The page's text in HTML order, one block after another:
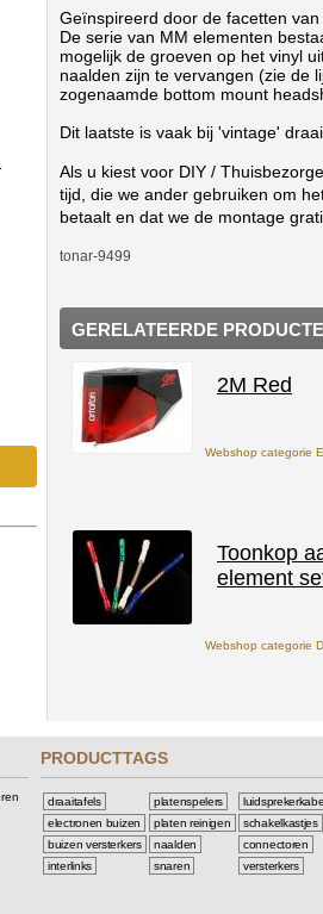
Geïnspireerd door de facetten
De serie van MM elementen
mogelijk de groeven op het vinyl
naalden zijn te vervangen (zie de
zogenaamde bottom mount
Dit laatste is vaak bij 'vintage'
Als u kiest voor DIY /
tijd, die we ander gebruiken om
betaalt en dat we de montage
tonar-9499
GERELATEERDE
2M Red
Webshop categorie
Toonkop
element
Webshop categorie
PRODUCTTAGS
draaitafels
electronen buizen
buizen versterkers
interlinks
platenspelers
platen reinigen
naalden
snaren
schakelkastjes
connectoren
versterkers